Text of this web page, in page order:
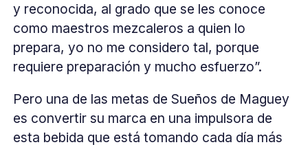
y reconocida, al grado que se les conoce
como maestros mezcaleros a quien lo
prepara, yo no me considero tal, porque
requiere preparación y mucho esfuerzo”.
Pero una de las metas de Sueños de Maguey
es convertir su marca en una impulsora de
esta bebida que está tomando cada día más